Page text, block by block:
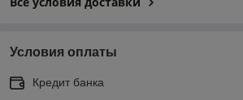
Условия оплаты
Кредит банка